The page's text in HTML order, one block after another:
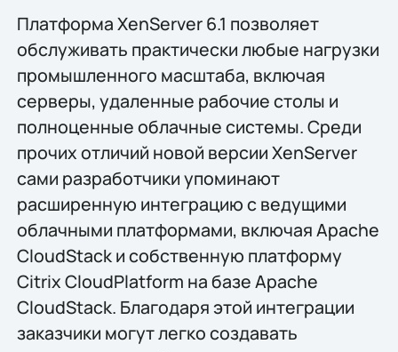
Платформа XenServer 6.1 позволяет
обслуживать практически любые нагрузки
промышленного масштаба, включая
серверы, удаленные рабочие столы и
полноценные облачные системы. Среди
прочих отличий новой версии XenServer
сами разработчики упоминают
расширенную интеграцию с ведущими
облачными платформами, включая Apache
CloudStack и собственную платформу
Citrix CloudPlatform на базе Apache
CloudStack. Благодаря этой интеграции
заказчики могут легко создавать